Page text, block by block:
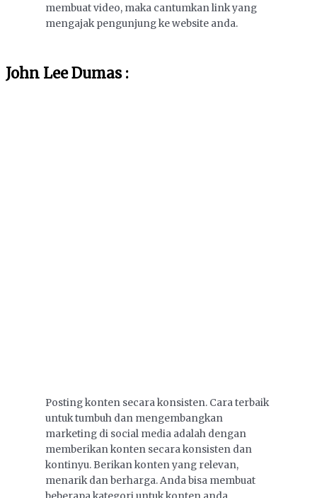
membuat video, maka cantumkan link yang
mengajak pengunjung ke website anda.
John Lee Dumas :
Posting konten secara konsisten. Cara terbaik
untuk tumbuh dan mengembangkan
marketing di social media adalah dengan
memberikan konten secara konsisten dan
kontinyu. Berikan konten yang relevan,
menarik dan berharga. Anda bisa membuat